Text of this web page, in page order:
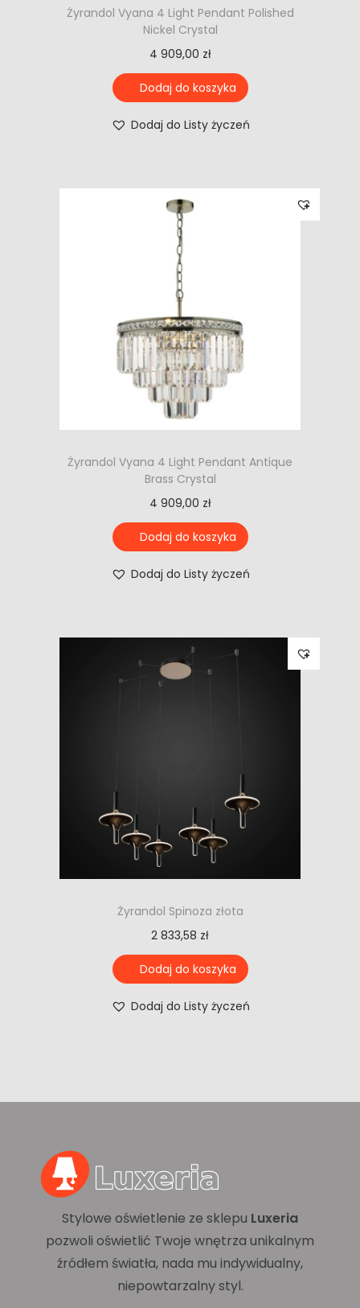
Żyrandol Vyana 4 Light Pendant Polished
Nickel Crystal
4 909,00 zł
Dodaj do koszyka
Dodaj do Listy życzeń
Żyrandol Vyana 4 Light Pendant Antique
Brass Crystal
4 909,00 zł
Dodaj do koszyka
Dodaj do Listy życzeń
Żyrandol Spinoza złota
2 833,58 zł
Dodaj do koszyka
Dodaj do Listy życzeń
Stylowe oświetlenie ze sklepu Luxeria
pozwoli oświetlić Twoje wnętrza unikalnym
źródłem światła, nada mu indywidualny,
niepowtarzalny styl.